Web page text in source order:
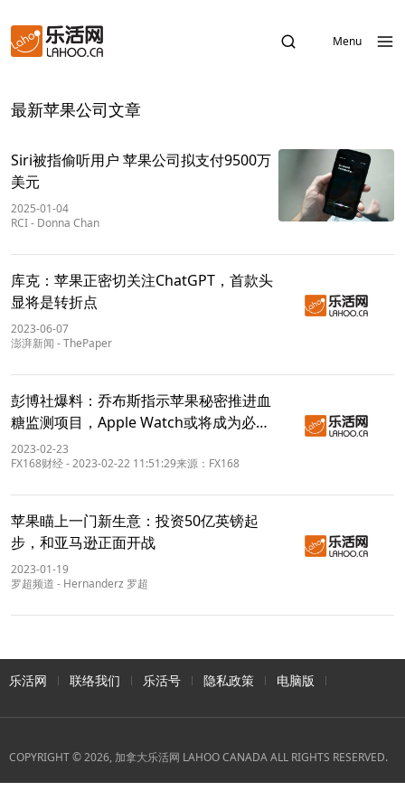
Menu
最新苹果公司文章
Siri被指偷听用户 苹果公司拟支付9500万
美元
2025-01-04
RCI- Donna Chan
库克：苹果正密切关注ChatGPT，首款头
显将是转折点
2023-06-07
澎湃新闻 -ThePaper
彭博社爆料：乔布斯指示苹果秘密推进血
糖监测项目，Apple Watch或将成为必备
健康产品
2023-02-23
FX168财经-2023-02-22 11:51:29来源：FX168
苹果瞄上一门新生意：投资50亿英镑起
步，和亚马逊正面开战
2023-01-19
罗超频道 - Hernanderz 罗超
乐活网 联络我们 乐活号 隐私政策 电脑版
COPYRIGHT © 2026, 加拿大乐活网 LAHOO CANADA ALL RIGHTS RESERVED.